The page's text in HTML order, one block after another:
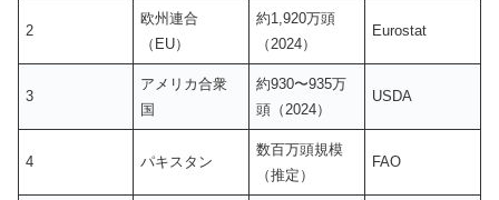
2
欧州連合
（EU）
約1,920万頭
（2024）
Eurostat
3
アメリカ合衆
国
約930〜935万
頭（2024）
USDA
4 パキスタン
数百万頭規模
（推定）
FAO